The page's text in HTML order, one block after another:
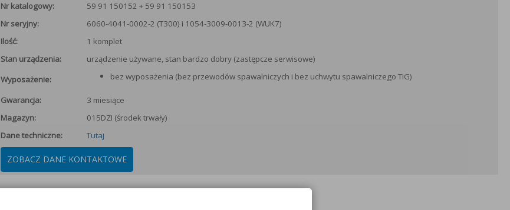
Nr katalogowy:
59 91 150152 + 59 91 150153
Nr seryjny:
6060-4041-0002-2 (T300) i 1054-3009-0013-2 (WUK7)
Ilość:
1 komplet
Stan urządzenia:
urządzenie używane, stan bardzo dobry (zastępcze serwisowe)
Wyposażenie:
bez wyposażenia (bez przewodów spawalniczych i bez uchwytu spawalniczego TIG)
Gwarancja:
3 miesiące
Magazyn:
015DZI (środek trwały)
Dane techniczne:
Tutaj
ZOBACZ DANE KONTAKTOWE